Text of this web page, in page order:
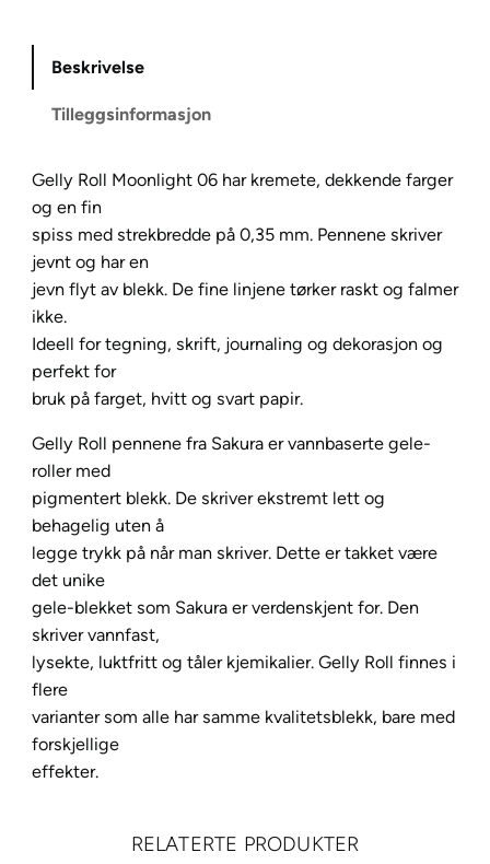
G
l
y
R
o
l
l
M
o
o
n
i
g
h
t
0
6
–
4
1
5
Y
e
l
Beskrivelse
Tilleggsinformasjon
Gelly Roll Moonlight 06 har kremete, dekkende farger
og en fin
spiss med strekbredde på 0,35 mm. Pennene skriver
jevnt og har en
jevn flyt av blekk. De fine linjene tørker raskt og falmer
ikke.
Ideell for tegning, skrift, journaling og dekorasjon og
perfekt for
bruk på farget, hvitt og svart papir.
Gelly Roll pennene fra Sakura er vannbaserte gele-
roller med
pigmentert blekk. De skriver ekstremt lett og
behagelig uten å
legge trykk på når man skriver. Dette er takket være
det unike
gele-blekket som Sakura er verdenskjent for. Den
skriver vannfast,
lysekte, luktfritt og tåler kjemikalier. Gelly Roll finnes i
flere
varianter som alle har samme kvalitetsblekk, bare med
forskjellige
effekter.
RELATERTE PRODUKTER